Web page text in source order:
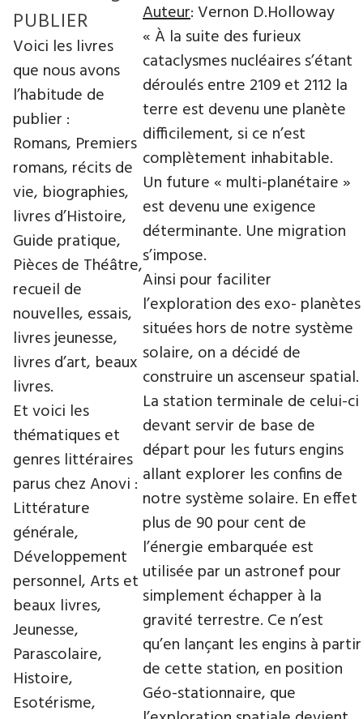
Auteur: Vernon D.Holloway
« À la suite des furieux
cataclysmes nucléaires s’étant
déroulés entre 2109 et 2112 la
terre est devenu une planète
difficilement, si ce n’est
complètement inhabitable.
Un future « multi-planétaire »
est devenu une exigence
déterminante. Une migration
s’impose.
Ainsi pour faciliter
l’exploration des exo- planètes
situées hors de notre système
solaire, on a décidé de
construire un ascenseur spatial.
La station terminale de celui-ci
devant servir de base de
départ pour les futurs engins
allant explorer les confins de
notre système solaire. En effet
plus de 90 pour cent de
l’énergie embarquée est
utilisée par un astronef pour
simplement échapper à la
gravité terrestre. Ce n’est
qu’en lançant les engins à partir
de cette station, en position
Géo-stationnaire, que
PUBLIER
Voici les livres
que nous avons
l’habitude de
publier :
Romans, Premiers
romans, récits de
vie, biographies,
livres d’Histoire,
Guide pratique,
Pièces de Théâtre,
recueil de
nouvelles, essais,
livres jeunesse,
livres d’art, beaux
livres.
Et voici les
thématiques et
genres littéraires
parus chez Anovi :
Littérature
générale,
Développement
personnel, Arts et
beaux livres,
Jeunesse,
Parascolaire,
Histoire,
Esotérisme,